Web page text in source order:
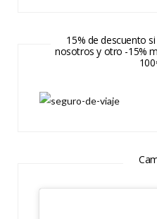
15% de descuento
nosotros y otro -15%